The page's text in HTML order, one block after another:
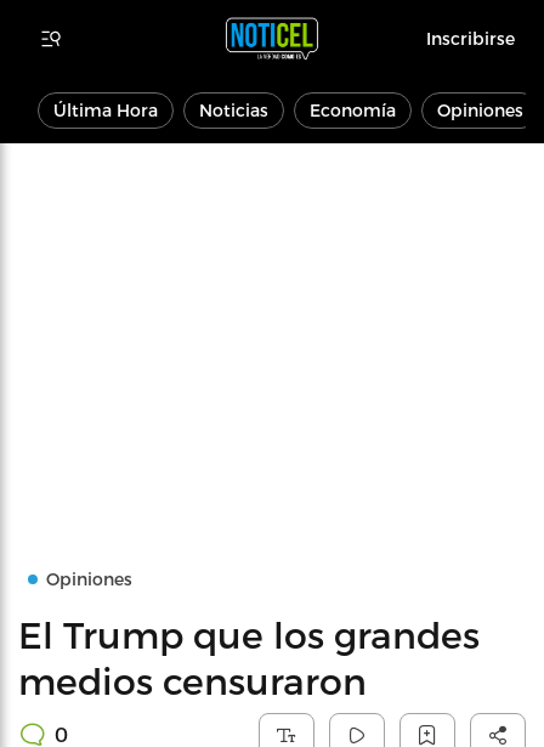
Inscribirse
Última Hora Noticias Economía Opiniones
Opiniones
El Trump que los grandes
medios censuraron
0